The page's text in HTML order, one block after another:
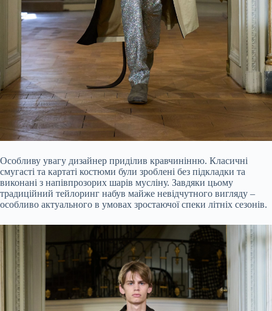
Особливу увагу дизайнер приділив кравчинінню. Класичні
смугасті та картаті костюми були зроблені без підкладки та
виконані з напівпрозорих шарів мусліну. Завдяки цьому
традиційний тейлоринг набув майже невідчутного вигляду –
особливо актуального в умовах зростаючої спеки літніх сезонів.